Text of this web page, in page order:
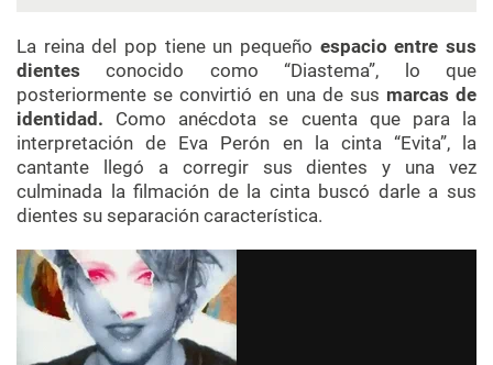
La reina del pop tiene un pequeño espacio entre sus
dientes conocido como “Diastema”, lo que
posteriormente se convirtió en una de sus marcas de
identidad. Como anécdota se cuenta que para la
interpretación de Eva Perón en la cinta “Evita”, la
cantante llegó a corregir sus dientes y una vez
culminada la filmación de la cinta buscó darle a sus
dientes su separación característica.